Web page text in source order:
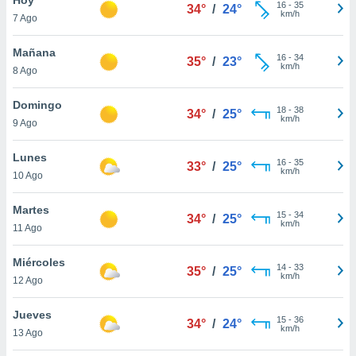
en
más
nuestra
de
cookies
aceptar
7 Ago
34° / 24° 16- 35
km/h
Mañana
8 Ago
35° / 23° 16- 34
km/h
Domingo
9 Ago
34° / 25° 18- 38
km/h
Lunes
10 Ago
33° / 25° 16- 35
km/h
Martes
11 Ago
34° / 25° 15- 34
km/h
Miércoles
12 Ago
35° / 25° 14- 33
km/h
Jueves
13 Ago
34° / 24° 15- 36
km/h